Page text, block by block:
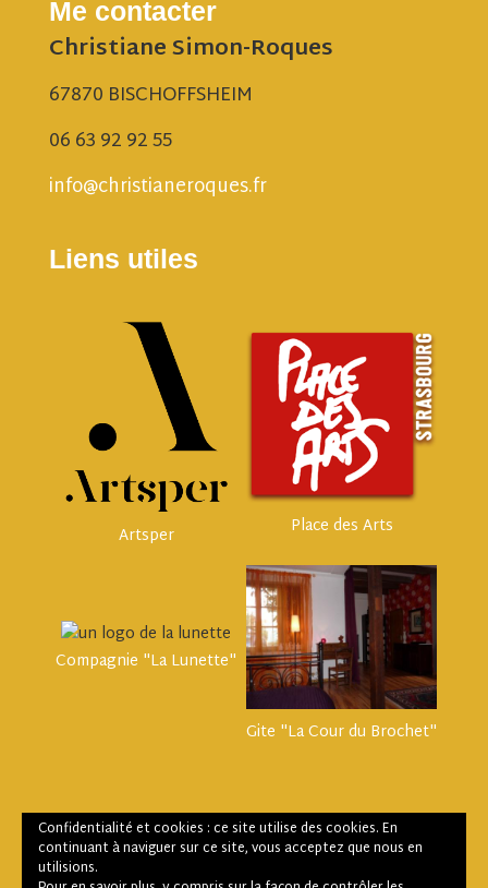
Me contacter
Christiane Simon-Roques
67870 BISCHOFFSHEIM
06 63 92 92 55
info@christianeroques.fr
Liens utiles
Artsper Place des Arts
Compagnie "La Lunette"
Gite "La Cour du Brochet"
Confidentialité et cookies : ce site utilise des cookies. En
continuant à naviguer sur ce site, vous acceptez que nous en
utilisions.